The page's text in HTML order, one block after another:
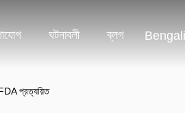
ঘটনাবলী ব্লগ Bengali
প্রত্যয়িত